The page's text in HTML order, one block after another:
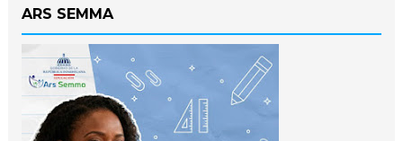
ARS SEMMA